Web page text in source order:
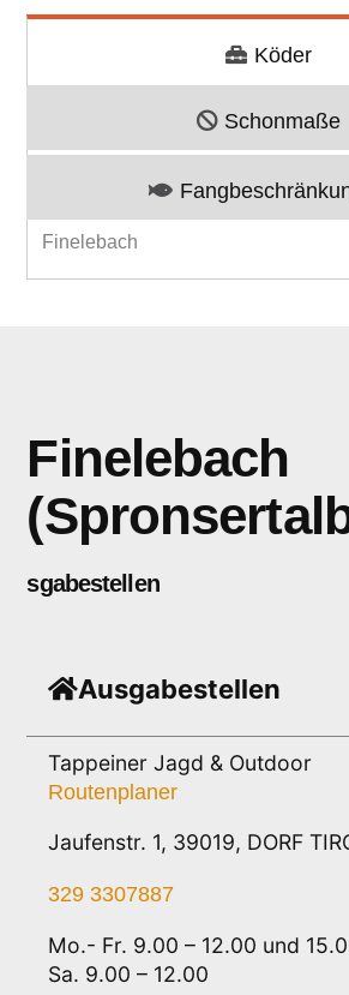
Köder
Schonmaße
Finelebach
Finelebach
sgabestellen
Ausgabestellen
Tappeiner Jagd & Outdoor
Routenplaner
Jaufenstr. 1, 39019, DORF
329 3307887
Mo.- Fr. 9.00 – 12.00 und
Sa. 9.00 – 12.00